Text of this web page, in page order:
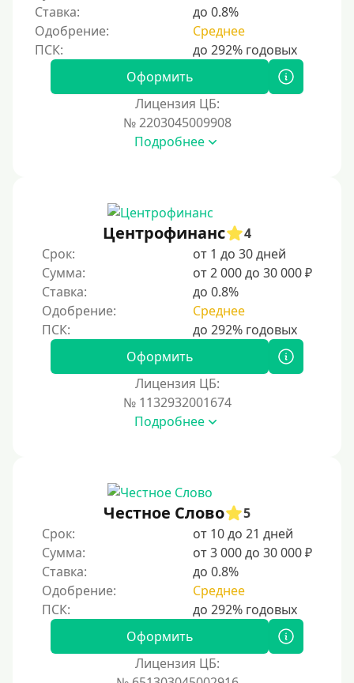
Ставка:
до 0.8%
Одобрение:
Среднее
Оформить
Лицензия ЦБ:
№ 2203045009908
Подробнее
Центрофинанс
4
Срок:
от 1 до 30 дней
Сумма:
от 2 000 до 30 000 ₽
Ставка:
до 0.8%
Одобрение:
Среднее
Оформить
Лицензия ЦБ:
№ 1132932001674
Подробнее
Честное Слово
5
Срок:
от 10 до 21 дней
Сумма:
от 3 000 до 30 000 ₽
Ставка:
до 0.8%
Одобрение:
Среднее
Оформить
Лицензия ЦБ: